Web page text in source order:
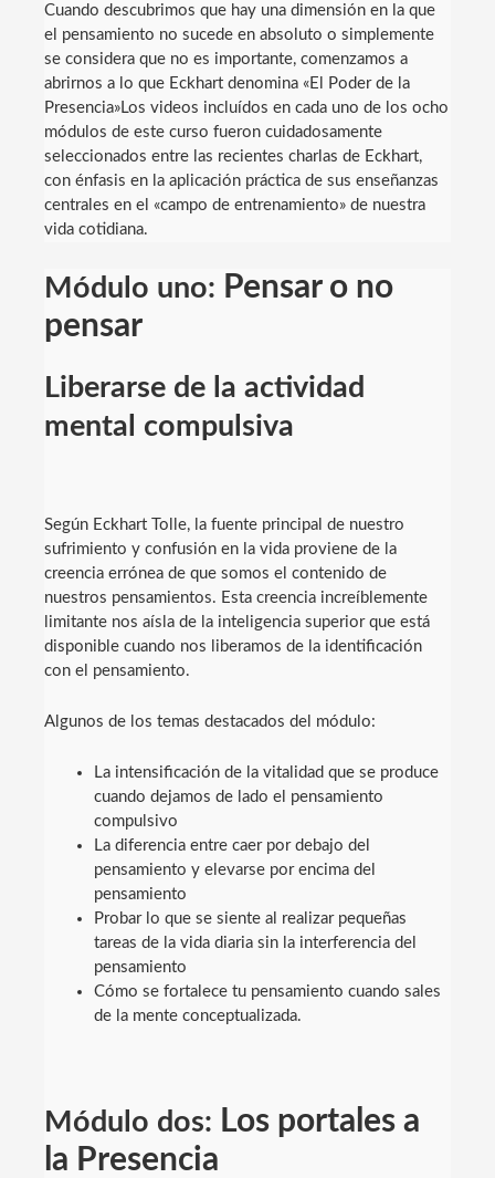
Cuando descubrimos que hay una dimensión en la que
el pensamiento no sucede en absoluto o simplemente
se considera que no es importante, comenzamos a
abrirnos a lo que Eckhart denomina «El Poder de la
Presencia»Los videos incluídos en cada uno de los ocho
módulos de este curso fueron cuidadosamente
seleccionados entre las recientes charlas de Eckhart,
con énfasis en la aplicación práctica de sus enseñanzas
centrales en el «campo de entrenamiento» de nuestra
vida cotidiana.
Módulo uno: Pensar o no
pensar
Liberarse de la actividad
mental compulsiva
Según Eckhart Tolle, la fuente principal de nuestro
sufrimiento y confusión en la vida proviene de la
creencia errónea de que somos el contenido de
nuestros pensamientos. Esta creencia increíblemente
limitante nos aísla de la inteligencia superior que está
disponible cuando nos liberamos de la identificación
con el pensamiento.
Algunos de los temas destacados del módulo:
La intensificación de la vitalidad que se produce
cuando dejamos de lado el pensamiento
compulsivo
La diferencia entre caer por debajo del
pensamiento y elevarse por encima del
pensamiento
Probar lo que se siente al realizar pequeñas
tareas de la vida diaria sin la interferencia del
pensamiento
Cómo se fortalece tu pensamiento cuando sales
de la mente conceptualizada.
Módulo dos: Los portales a
la Presencia